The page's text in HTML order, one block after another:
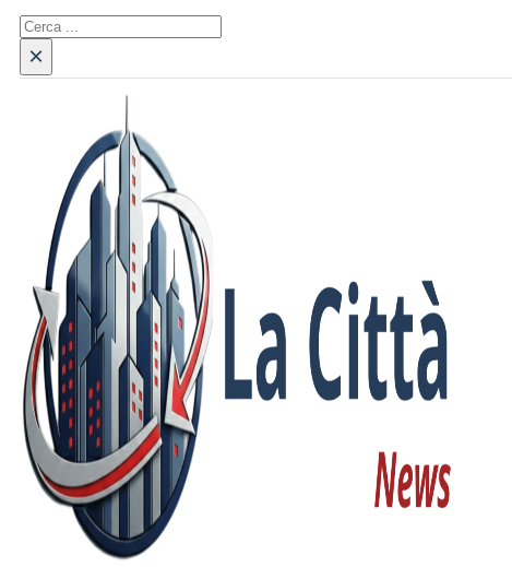
Cerca
×